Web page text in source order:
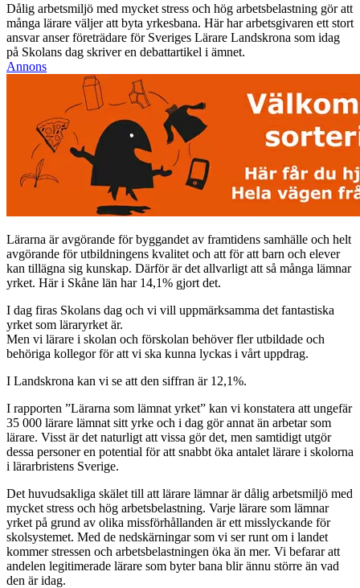
Dålig arbetsmiljö med mycket stress och hög arbetsbelastning gör att
många lärare väljer att byta yrkesbana. Här har arbetsgivaren ett stort
ansvar anser företrädare för Sveriges Lärare Landskrona som idag
på Skolans dag skriver en debattartikel i ämnet.
Annons
Lärarna är avgörande för byggandet av framtidens samhälle och helt
avgörande för utbildningens kvalitet och att för att barn och elever
kan tillägna sig kunskap. Därför är det allvarligt att så många lämnar
yrket. Här i Skåne län har 14,1% gjort det.
I dag firas Skolans dag och vi vill uppmärksamma det fantastiska
yrket som läraryrket är.
Men vi lärare i skolan och förskolan behöver fler utbildade och
behöriga kollegor för att vi ska kunna lyckas i vårt uppdrag.
I Landskrona kan vi se att den siffran är 12,1%.
I rapporten ”Lärarna som lämnat yrket” kan vi konstatera att ungefär
35 000 lärare lämnat sitt yrke och i dag gör annat än arbetar som
lärare. Visst är det naturligt att vissa gör det, men samtidigt utgör
dessa personer en potential för att snabbt öka antalet lärare i skolorna
i lärarbristens Sverige.
Det huvudsakliga skälet till att lärare lämnar är dålig arbetsmiljö med
mycket stress och hög arbetsbelastning. Varje lärare som lämnar
yrket på grund av olika missförhållanden är ett misslyckande för
skolsystemet. Med de nedskärningar som vi ser runt om i landet
kommer stressen och arbetsbelastningen öka än mer. Vi befarar att
andelen legitimerade lärare som byter bana blir ännu större än vad
den är idag.